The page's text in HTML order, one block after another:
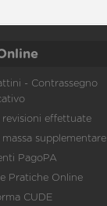
- Contrassegno
revisioni effettuate
massa supplementare
PagoPA
Pratiche Online
CUDE